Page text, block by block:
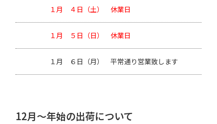
１月 ４日（土）休業日
１月 ５日（日）休業日
１月 ６日（月）平常通り営業致します
12月～年始の出荷について